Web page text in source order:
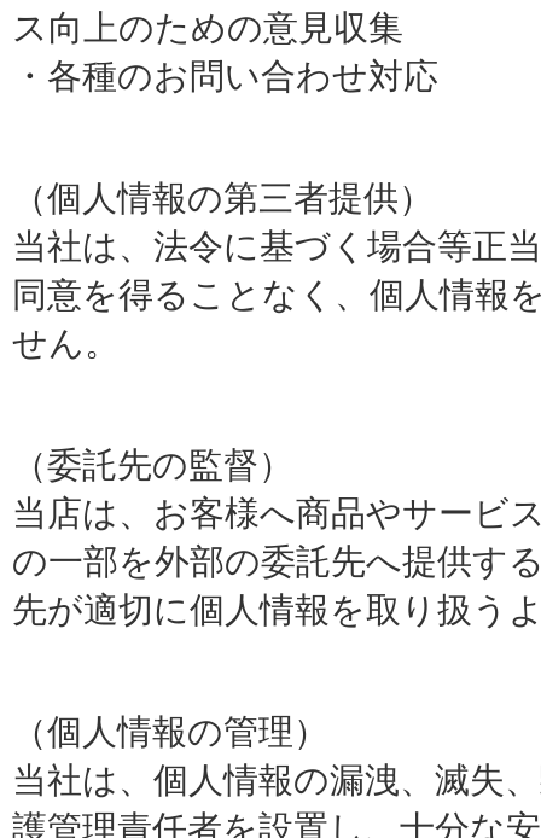
ス向上のための意見収集
・各種のお問い合わせ対応
（個人情報の第三者提供）
当社は、法令に基づく場合等正
同意を得ることなく、個人情報
せん。
（委託先の監督）
当店は、お客様へ商品やサービ
の一部を外部の委託先へ提供す
先が適切に個人情報を取り扱う
（個人情報の管理）
当社は、個人情報の漏洩、滅失
護管理責任者を設置し、十分な